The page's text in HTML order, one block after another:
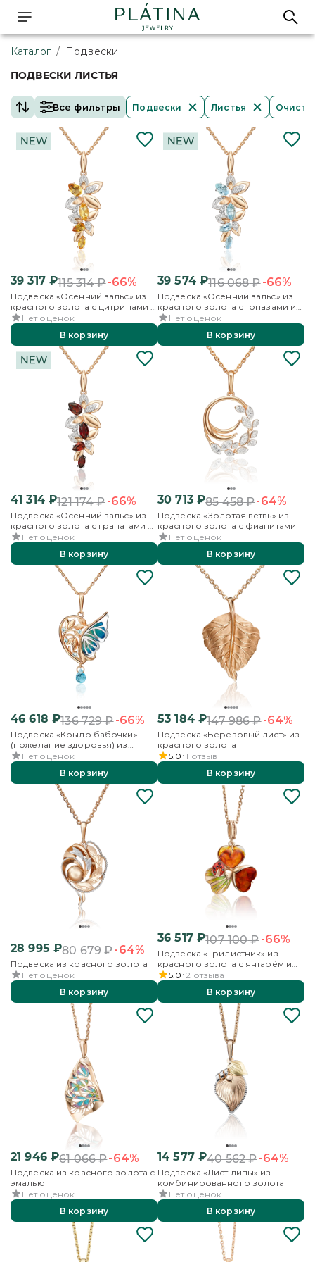
Каталог / Подвески
ПОДВЕСКИ ЛИСТЬЯ
Все фильтры Подвески Листья
39 317₽115 314₽-66%
Подвеска «Осенний вальс» из
красного золота с цитринами и
бесцветными топазами
Нет оценок
В корзину
39 574₽116 068₽-66%
Подвеска «Осенний вальс» из
красного золота с топазами и
бесцветными топазами
Нет оценок
В корзину
41 314₽121 174₽-66%
Подвеска «Осенний вальс» из
красного золота с гранатами и
бесцветными топазами
Нет оценок
В корзину
30 713₽85 458₽-64%
Подвеска «Золотая ветвь» из
красного золота с фианитами
Нет оценок
В корзину
46 618 ₽136 729₽-66%
Подвеска «Крыло бабочки»
(пожелание здоровья) из
комбинированного золота с
топазами и эмалью
Нет оценок
В корзину
53 184₽147 986₽-64%
Подвеска «Берёзовый лист» из
красного золота
5.0 1 отзыв
В корзину
28 995 ₽80 679₽-64%
Подвеска из красного золота
Нет оценок
В корзину
36 517₽107 100₽-66%
Подвеска «Трилистник» из
красного золота с янтарём и
эмалью
5.0 2 отзыва
В корзину
21 946₽61 066₽-64%
Подвеска из красного золота с
эмалью
Нет оценок
В корзину
14 577₽40 562₽-64%
Подвеска «Лист липы» из
комбинированного золота
Нет оценок
В корзину